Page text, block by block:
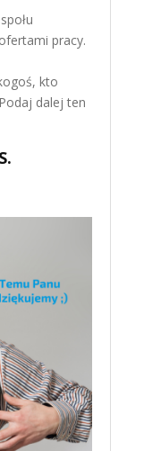
pracy.
kto
dalej ten